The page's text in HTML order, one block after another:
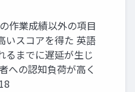
作業成績以外の項目
いスコアを得た 英語
るまでに遅延が生じ
への認知負荷が高く